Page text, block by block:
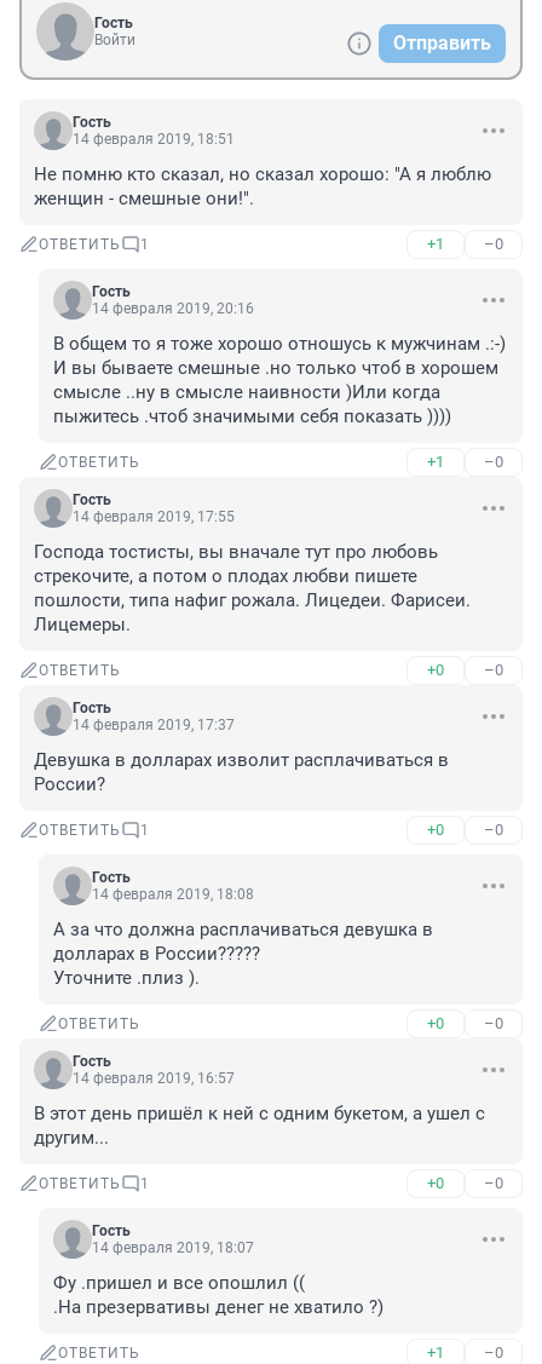
Гость
Войти
Отправить
Гость
14 февраля 2019, 18:51
Не помню кто сказал, но сказал хорошо: "А я люблю
женщин - смешные они!".
ОТВЕТИТЬ 1 +1 –0
Гость
14 февраля 2019, 20:16
В общем то я тоже хорошо отношусь к мужчинам .:-)
И вы бываете смешные .но только чтоб в хорошем
смысле ..ну в смысле наивности )Или когда
пыжитесь .чтоб значимыми себя показать ))))
ОТВЕТИТЬ +1 –0
Гость
14 февраля 2019, 17:55
Господа тостисты, вы вначале тут про любовь
стрекочите, а потом о плодах любви пишете
пошлости, типа нафиг рожала. Лицедеи. Фарисеи.
Лицемеры.
ОТВЕТИТЬ +0 –0
Гость
14 февраля 2019, 17:37
Девушка в долларах изволит расплачиваться в
России?
ОТВЕТИТЬ 1 +0 –0
Гость
14 февраля 2019, 18:08
А за что должна расплачиваться девушка в
долларах в России?????
Уточните .плиз ).
ОТВЕТИТЬ +0 –0
Гость
14 февраля 2019, 16:57
В этот день пришёл к ней с одним букетом, а ушел с
другим...
ОТВЕТИТЬ 1 +0 –0
Гость
14 февраля 2019, 18:07
Фу .пришел и все опошлил ((
.На презервативы денег не хватило ?)
ОТВЕТИТЬ +1 –0